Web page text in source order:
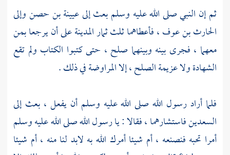
ثم إن النبي صلى الله عليه وسلم بعث إلىعيينة بن حصنوإلى
الحارث بن عوف ،فأعطاهما ثلث ثمارالمدينةعلى أن يرجعا بمن
معهما ، فجرى بينه وبينهما صلح ، حتى كتبوا الكتاب ولم تقع
الشهادة ولا عزيمة الصلح ، إلا المراوضة في ذلك .
فلما أراد رسول الله صلى الله عليه وسلم أن يفعل ، بعث إلى
السعدين فاستشارهما ، فقالا : يا رسول الله صلى الله عليه وسلم
أمرا تحبه فنصنعه ، أم شيئا أمرك الله به لابد لنا منه ، أم شيئا